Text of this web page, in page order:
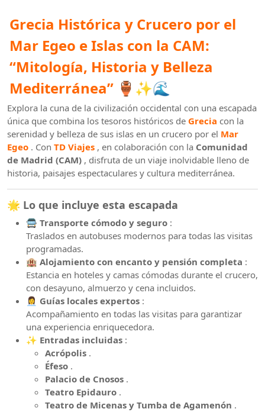
Grecia Histórica y Crucero por el
Mar Egeo e Islas con la CAM:
“Mitología, Historia y Belleza
Mediterránea” 🏺✨🌊
Explora la cuna de la civilización occidental con una escapada
única que combina los tesoros históricos de Grecia con la
serenidad y belleza de sus islas en un crucero por el Mar
Egeo . Con TD Viajes , en colaboración con la Comunidad
de Madrid (CAM) , disfruta de un viaje inolvidable lleno de
historia, paisajes espectaculares y cultura mediterránea.
🌟 Lo que incluye esta escapada
🚍 Transporte cómodo y seguro :
Traslados en autobuses modernos para todas las visitas
programadas.
🏨 Alojamiento con encanto y pensión completa :
Estancia en hoteles y camas cómodas durante el crucero,
con desayuno, almuerzo y cena incluidos.
👩‍💼 Guías locales expertos :
Acompañamiento en todas las visitas para garantizar
una experiencia enriquecedora.
✨ Entradas incluidas :
Acrópolis .
Éfeso .
Palacio de Cnosos .
Teatro Epidauro .
Teatro de Micenas y Tumba de Agamenón .